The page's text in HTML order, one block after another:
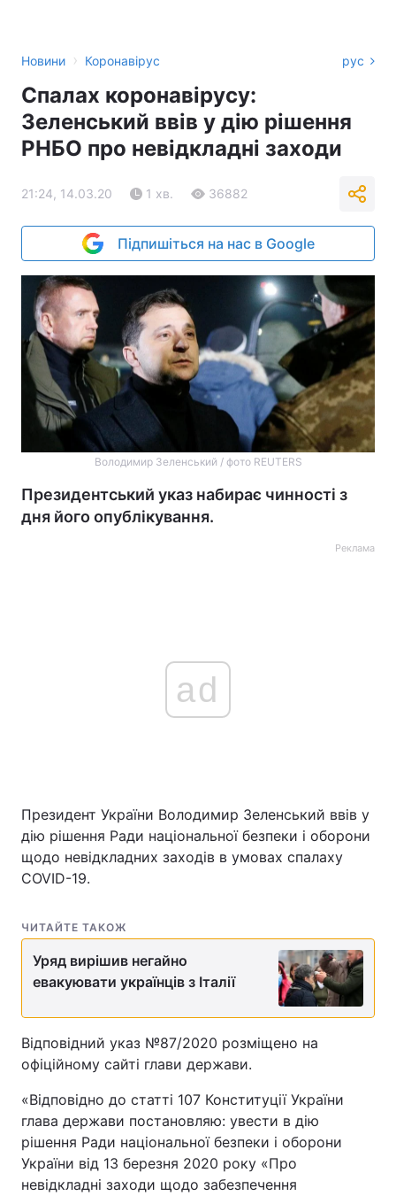
Новини › Коронавірус рус
Спалах коронавірусу:
Зеленський ввів у дію рішення
РНБО про невідкладні заходи
21:24, 14.03.20 1 хв. 36882
Підпишіться на нас в Google
Володимир Зеленський / фото REUTERS
Президентський указ набирає чинності з
дня його опублікування.
Реклама
ad
Президент України Володимир Зеленський ввів у
дію рішення Ради національної безпеки і оборони
щодо невідкладних заходів в умовах спалаху
COVID-19.
ЧИТАЙТЕ ТАКОЖ
Уряд вирішив негайно
евакуювати українців з Італії
Відповідний указ №87/2020 розміщено на
офіційному сайті глави держави.
«Відповідно до статті 107 Конституції України
глава держави постановляю: увести в дію
рішення Ради національної безпеки і оборони
України від 13 березня 2020 року «Про
невідкладні заходи щодо забезпечення